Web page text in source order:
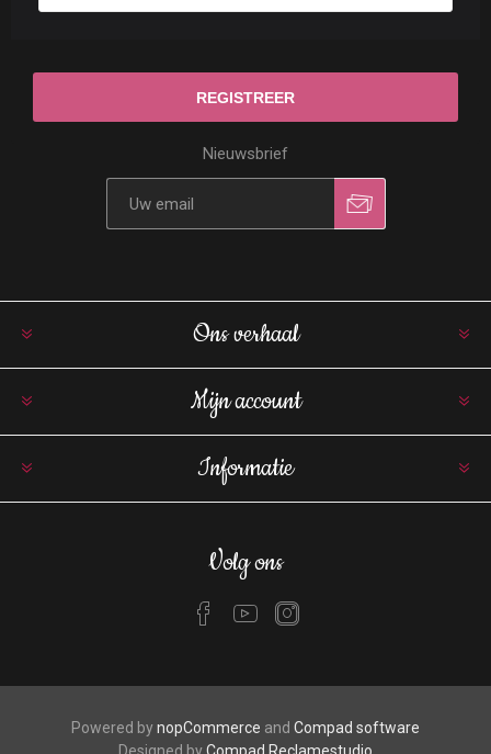
Nieuwsbrief
Ons verhaal
Mijn account
Informatie
Volg ons
Powered bynopCommerce and Compad software